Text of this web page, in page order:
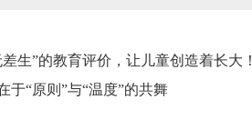
生”的教育评价，让儿童创造着长大！
于“原则”与“温度”的共舞